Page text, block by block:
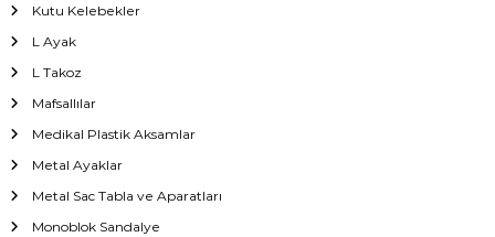
Kutu Kelebekler
L Ayak
L Takoz
Mafsallılar
Medikal Plastik Aksamlar
Metal Ayaklar
Metal Sac Tabla ve Aparatları
Monoblok Sandalye